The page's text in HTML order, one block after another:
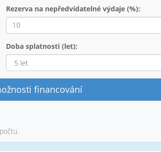
Rezerva na nepředvídatelné výdaje (%):
Doba splatnosti (let):
financování